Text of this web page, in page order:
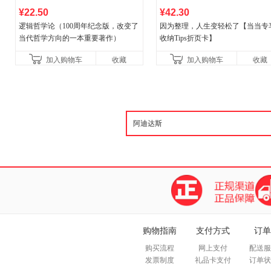
¥22.50
逻辑哲学论（100周年纪念版，改变了
当代哲学方向的一本重要著作）
加入购物车 收藏
¥42.30
因为整理，人生变轻松了【当当专
收纳Tips折页卡】
加入购物车 收藏
购物指南
购买流程
发票制度
支付方式
网上支付
礼品卡支付
订
配送
订单